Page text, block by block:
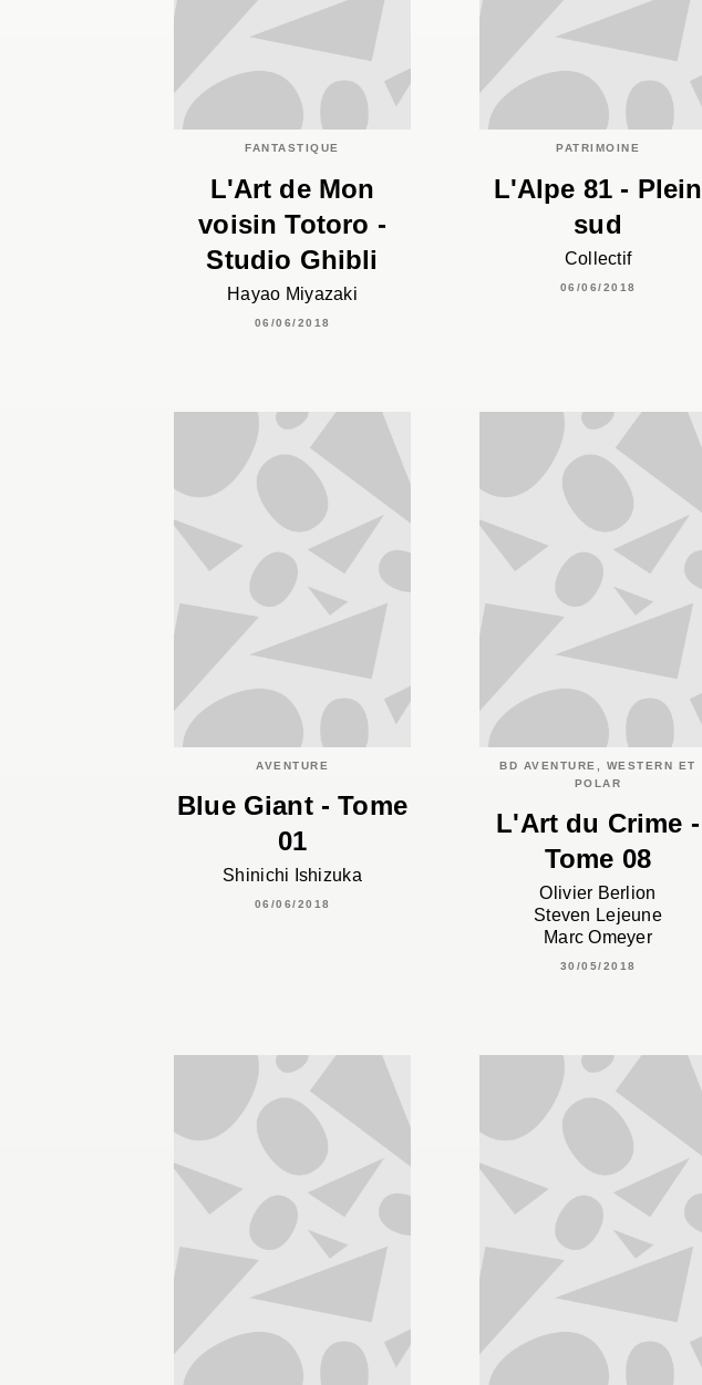
FANTASTIQUE
L'Art de Mon
voisin Totoro -
Studio Ghibli
Hayao Miyazaki
06/06/2018
PATRIMOINE
L'Alpe 81 - Plein
sud
Collectif
06/06/2018
AVENTURE
Blue Giant - Tome
01
Shinichi Ishizuka
06/06/2018
BD AVENTURE, WESTERN ET
POLAR
L'Art du Crime -
Tome 08
Olivier Berlion
Steven Lejeune
Marc Omeyer
30/05/2018